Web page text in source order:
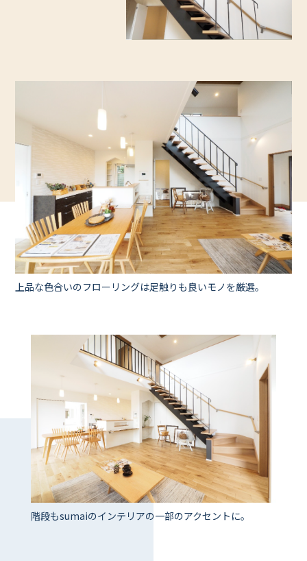
上品な色合いのフローリングは足触りも良いモノを厳選。
階段もsumaiのインテリアの一部のアクセントに。